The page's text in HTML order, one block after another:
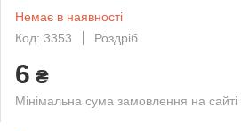
Немає в наявності
Код: 3353
Роздріб
6 ₴
Мінімальна сума замовлення на